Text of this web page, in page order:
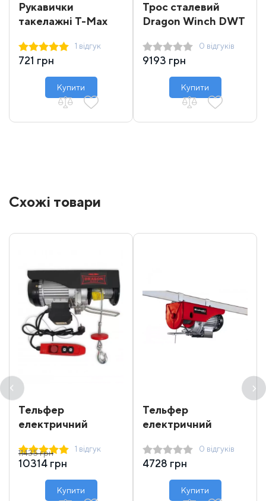
Рукавички
такелажні T-Max
1 відгук
721 грн
Купити
Трос сталевий
Dragon Winch DWT
0 відгуків
9193 грн
Купити
Схожі товари
Тельфер
електричний
400/800
1 відгук
10314 грн
11435 грн
Купити
Тельфер
електричний
0 відгуків
4728 грн
Купити